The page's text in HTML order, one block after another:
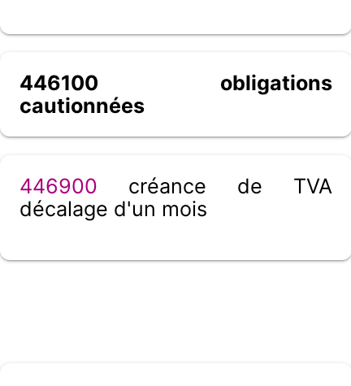
446100 obligations
cautionnées
446900 créance de TVA
décalage d'un mois